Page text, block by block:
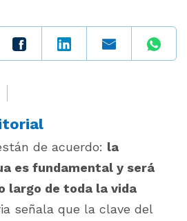
de acuerdo: la
es fundamental y será
largo de toda la vida
señala que la clave del